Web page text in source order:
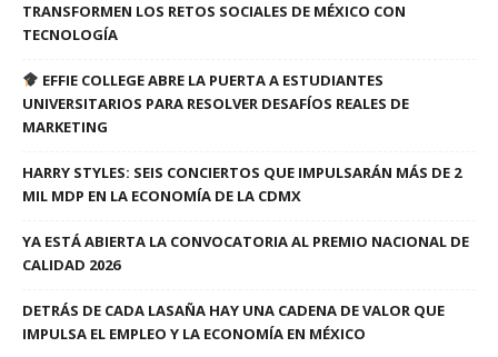
TRANSFORMEN LOS RETOS SOCIALES DE MÉXICO CON
TECNOLOGÍA
EFFIE COLLEGE ABRE LA PUERTA A ESTUDIANTES
UNIVERSITARIOS PARA RESOLVER DESAFÍOS REALES DE
MARKETING
HARRY STYLES: SEIS CONCIERTOS QUE IMPULSARÁN MÁS DE 2
MIL MDP EN LA ECONOMÍA DE LA CDMX
YA ESTÁ ABIERTA LA CONVOCATORIA AL PREMIO NACIONAL DE
CALIDAD 2026
DETRÁS DE CADA LASAÑA HAY UNA CADENA DE VALOR QUE
IMPULSA EL EMPLEO Y LA ECONOMÍA EN MÉXICO